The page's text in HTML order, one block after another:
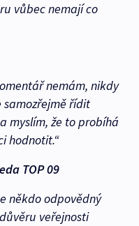
vůbec nemají co
nemám, nikdy
samozřejmě řídit
myslím, že to probíhá
hodnotit.“
TOP 09
někdo odpovědný
veřejnosti